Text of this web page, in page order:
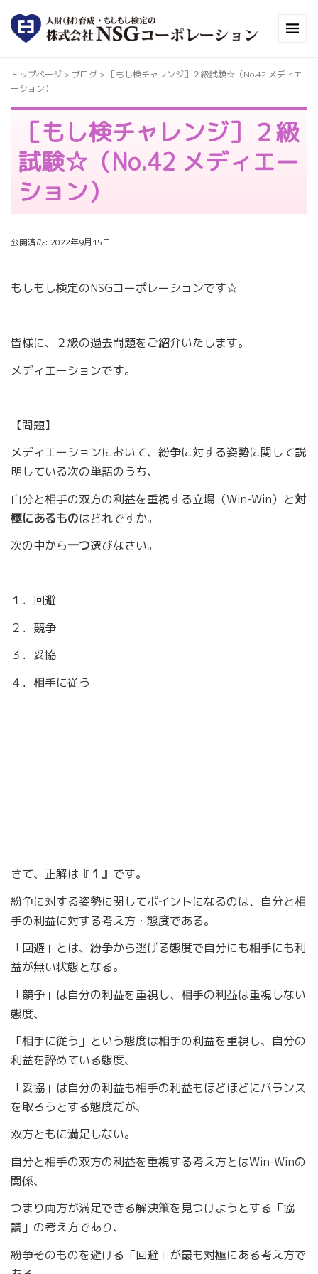
トップページ > ブログ > ［もし検チャレンジ］２級試験☆（No.42 メディエ
ーション）
［もし検チャレンジ］２級
試験☆（No.42 メディエー
ション）
公開済み: 2022年9月15日
もしもし検定のNSGコーポレーションです☆
皆様に、２級の過去問題をご紹介いたします。
メディエーションです。
【問題】
メディエーションにおいて、紛争に対する姿勢に関して説
明している次の単語のうち、
自分と相手の双方の利益を重視する立場（Win-Win）と対
極にあるものはどれですか。
次の中から一つ選びなさい。
１．回避
２．競争
３．妥協
４．相手に従う
さて、正解は『１ 』です。
紛争に対する姿勢に関してポイントになるのは、自分と相
手の利益に対する考え方・態度である。
「回避」とは、紛争から逃げる態度で自分にも相手にも利
益が無い状態となる。
「競争」は自分の利益を重視し、相手の利益は重視しない
態度、
「相手に従う」という態度は相手の利益を重視し、自分の
利益を諦めている態度、
「妥協」は自分の利益も相手の利益もほどほどにバランス
を取ろうとする態度だが、
双方ともに満足しない。
自分と相手の双方の利益を重視する考え方とはWin-Winの
関係、
つまり両方が満足できる解決策を見つけようとする「協
調」の考え方であり、
紛争そのものを避ける「回避」が最も対極にある考え方で